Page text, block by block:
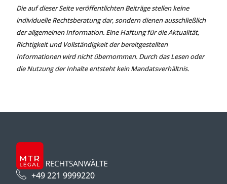
Die auf dieser Seite veröffentlichten Beiträge stellen keine
individuelle Rechtsberatung dar, sondern dienen ausschließlich
der allgemeinen Information. Eine Haftung für die Aktualität,
Richtigkeit und Vollständigkeit der bereitgestellten
Informationen wird nicht übernommen. Durch das Lesen oder
die Nutzung der Inhalte entsteht kein Mandatsverhältnis.
+49 221 9999220